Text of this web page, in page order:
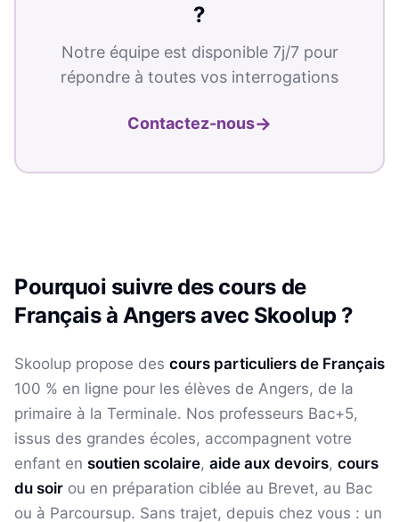
?
Notre équipe est disponible 7j/7 pour
répondre à toutes vos interrogations
Contactez-nous→
Pourquoi suivre des cours de
Françaisà Angersavec Skoolup ?
Skoolup propose des cours particuliers de Français
100 % en ligne pour les élèves de Angers, de la
primaire à la Terminale. Nos professeurs Bac+5,
issus des grandes écoles, accompagnent votre
enfant en soutien scolaire, aide aux devoirs, cours
du soir ou en préparation ciblée au Brevet, au Bac
ou à Parcoursup. Sans trajet, depuis chez vous : un